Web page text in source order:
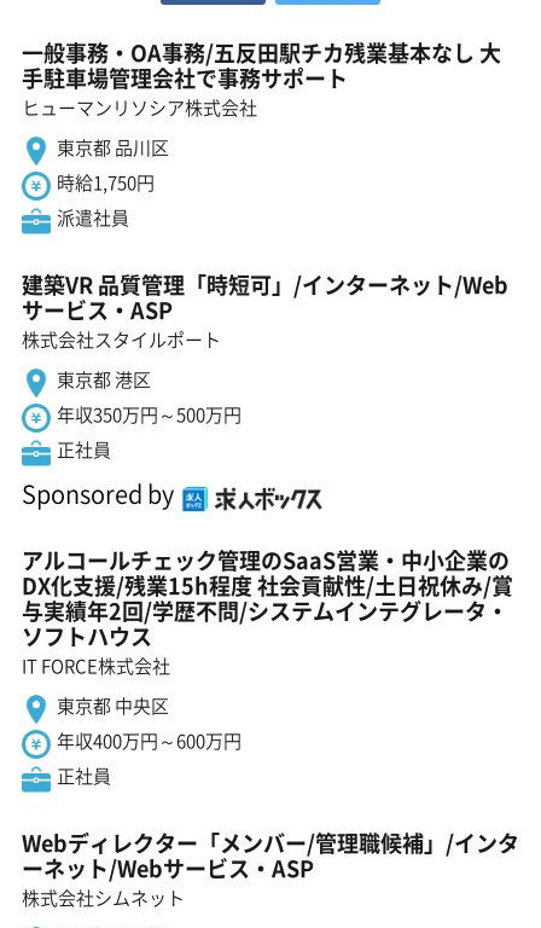
一般事務・OA事務/五反田駅チカ残業基本なし 大
手駐車場管理会社で事務サポート
ヒューマンリソシア株式会社
東京都 品川区
時給1,750円
派遣社員
建築VR 品質管理「時短可」/インターネット/Web
サービス・ASP
株式会社スタイルポート
東京都 港区
年収350万円～500万円
正社員
Sponsored by
アルコールチェック管理のSaaS営業・中小企業の
DX化支援/残業15h程度 社会貢献性/土日祝休み/賞
与実績年2回/学歴不問/システムインテグレータ・
ソフトハウス
IT FORCE株式会社
東京都 中央区
年収400万円～600万円
正社員
Webディレクター「メンバー/管理職候補」/インタ
ーネット/Webサービス・ASP
株式会社シムネット